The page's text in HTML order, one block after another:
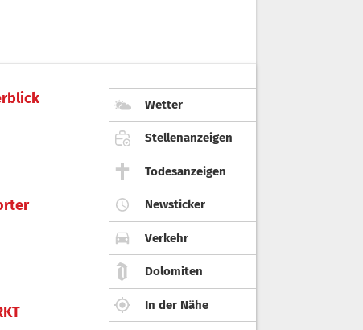
Wetter
Stellenanzeigen
Todesanzeigen
Newsticker
Verkehr
Dolomiten
In der Nähe